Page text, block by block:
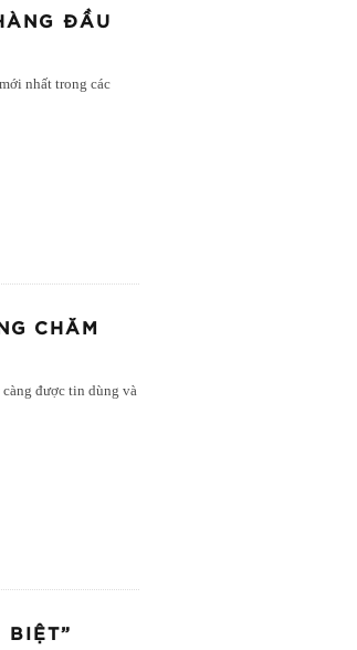
ĐẦU
nhất trong các
CHĂM
được tin dùng và
BIỆT”